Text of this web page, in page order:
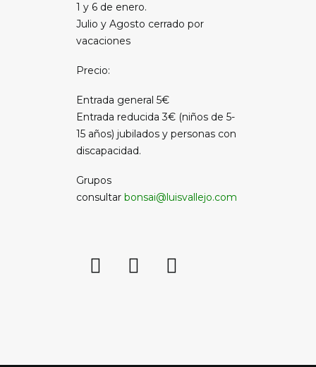
1 y 6 de enero.
Julio y Agosto cerrado por
vacaciones
Precio:
Entrada general 5€
Entrada reducida 3€ (niños de 5-
15 años) jubilados y personas con
discapacidad.
Grupos
consultar bonsai@luisvallejo.com